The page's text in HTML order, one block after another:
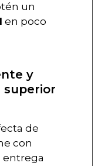
un
en poco
y
de
con
entrega